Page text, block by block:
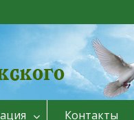
Контакты